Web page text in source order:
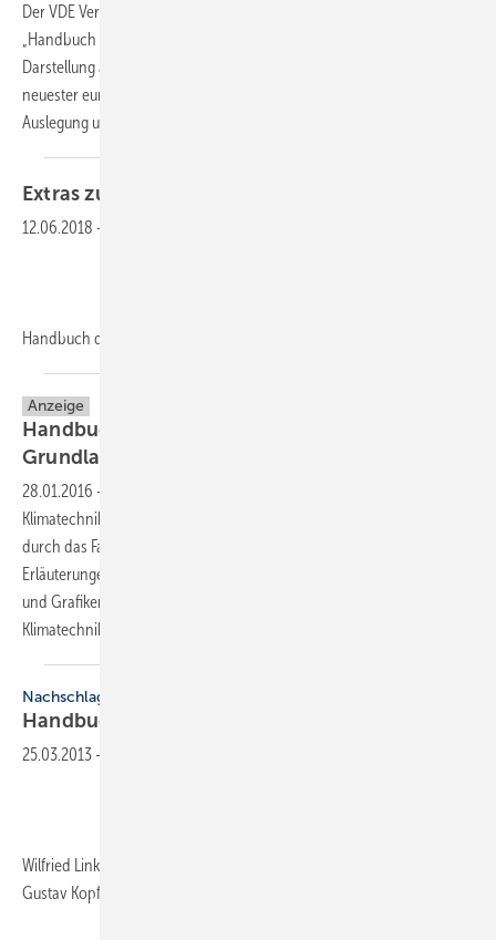
Der VDE Verlag hat den zweiten Band „Anwendungen“ der Reihe
„Handbuch der Klimatechnik“ überarbeitet und erweitert. Neu sind die
Darstellung aktueller Entwicklungen und die Berücksichtigung
neuester europäischer Normen. Mit dem Schwerpunkt Planung,
Auslegung und Betrieb
Extras zum Heft SBZ
12.06.2018 -
Handbuch der Klimatechnik:
Anzeige
Handbuch der Klimatechnik — Band 1:
Grundlagen jetzt
28.01.2016 -
Klimatechnik angehende wie praktizierende Fachleute zuverlässig
durch das Fachgebiet. Das dreibändige Werk bietet mit klaren
Erläuterungen, anschaulichen Beispielen sowie zahlreichen Tabellen
und Grafiken einen praxisgerechten Überblick über die gesamte
Klimatechnik.
Nachschlagewerk
Handbuch
25.03.2013 -
Wilfried Linke, Ewald Marx, 402 Seiten, ISBN 3-922375-36-7, Verlag
Gustav Kopf,